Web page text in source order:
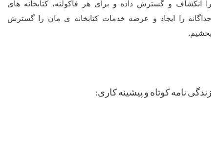
و گسترش داده و برای هر فاکولته، کتابخانه های
ایجاد
و عرضه خدمات کتابخانه ی مان را گسترش
کوتاه وپیشینهکاری: